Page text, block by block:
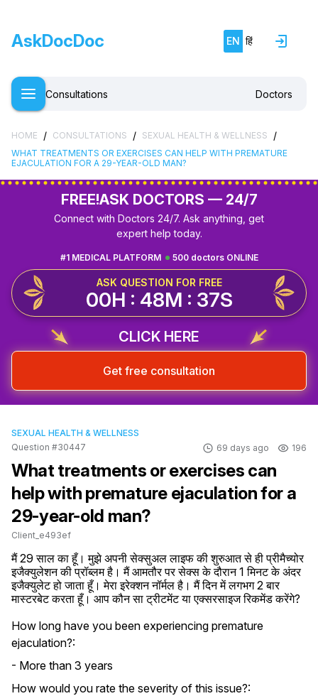
AskDocDoc EN हिं
Consultations Doctors
HOME / CONSULTATIONS / SEXUAL HEALTH & WELLNESS /
WHAT TREATMENTS OR EXERCISES CAN HELP WITH PREMATURE
EJACULATION FOR A 29-YEAR-OLD MAN?
FREE!ASK DOCTORS — 24/7
Connect with Doctors 24/7. Ask anything, get
expert help today.
500 doctors ONLINE
#1 MEDICAL PLATFORM
ASK QUESTION FOR FREE
00H : 48M : 37S
CLICK HERE
Get free consultation
SEXUAL HEALTH & WELLNESS
Question #30447
69 days ago 196
What treatments or exercises can
help with premature ejaculation for a
29-year-old man?
Client_e493ef
मैं 29 साल का हूँ। मुझे अपनी सेक्सुअल लाइफ की शुरुआत से ही प्रीमैच्योर
इजैक्युलेशन की प्रॉब्लम है। मैं आमतौर पर सेक्स के दौरान 1 मिनट के अंदर
इजैक्युलेट हो जाता हूँ। मेरा इरेक्शन नॉर्मल है। मैं दिन में लगभग 2 बार
मास्टरबेट करता हूँ। आप कौन सा ट्रीटमेंट या एक्सरसाइज रिकमेंड करेंगे?
How long have you been experiencing premature
ejaculation?:
- More than 3 years
How would you rate the severity of this issue?: